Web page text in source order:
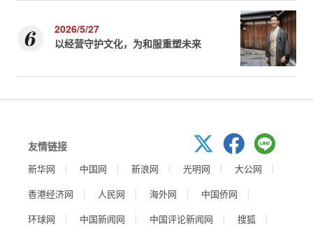
2026/5/27
以经营守护文化，为和服重塑未来
友情链接
新华网 中国网 新浪网 光明网
大公网
香港经济网
人民网 海外网
中国侨网
环球网
中国新闻网 中国评论新闻网
搜狐